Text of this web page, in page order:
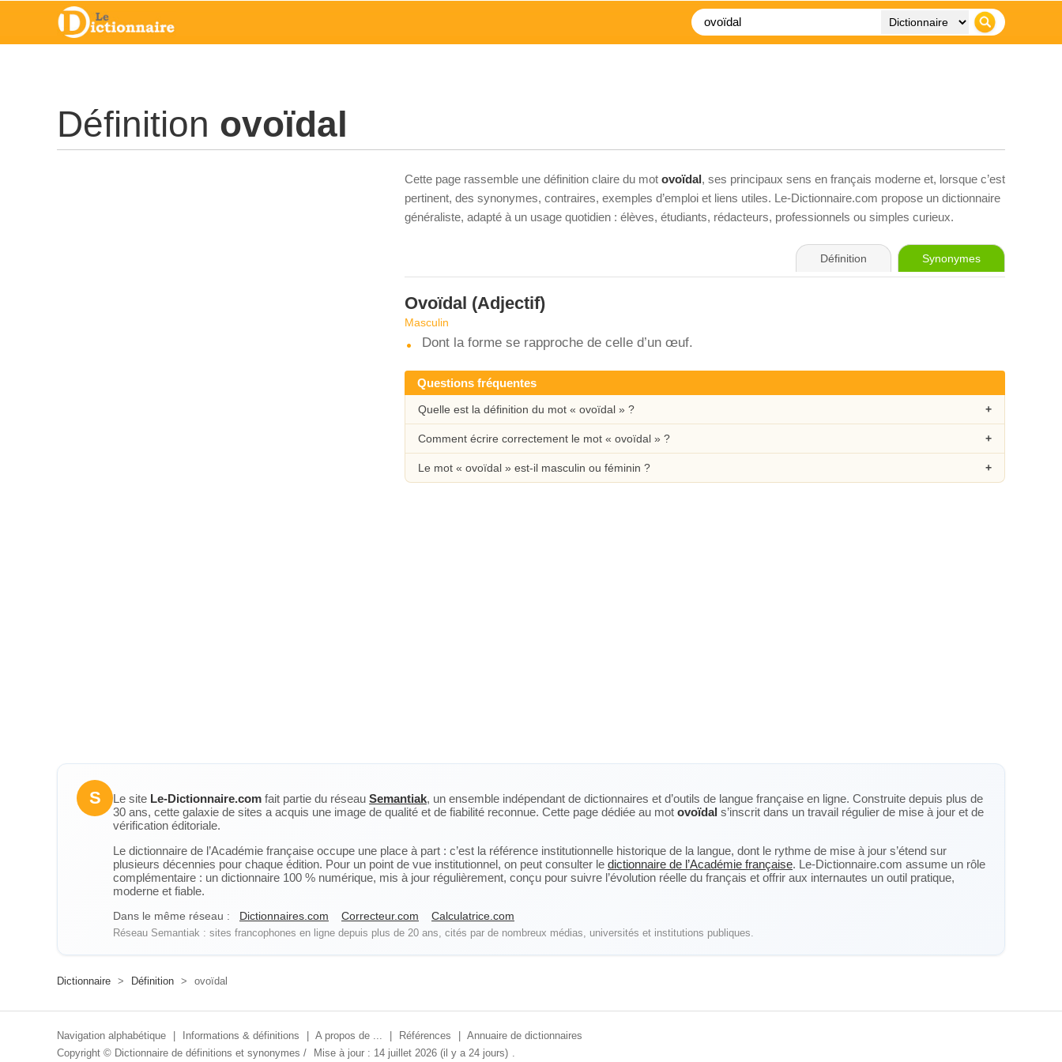
Définition ovoïdal
Cette page rassemble une définition claire du mot ovoïdal, ses principaux sens en français moderne et, lorsque c’est
pertinent, des synonymes, contraires, exemples d’emploi et liens utiles. Le-Dictionnaire.com propose un dictionnaire
généraliste, adapté à un usage quotidien : élèves, étudiants, rédacteurs, professionnels ou simples curieux.
Définition Synonymes
Ovoïdal (Adjectif)
Masculin
Dont la forme se rapproche de celle d’un œuf.
Questions fréquentes
Quelle est la définition du mot « ovoïdal » ?
Comment écrire correctement le mot « ovoïdal » ?
Le mot « ovoïdal » est-il masculin ou féminin ?
S Le site Le-Dictionnaire.com fait partie du réseau Semantiak, un ensemble indépendant de dictionnaires et d’outils de langue française en ligne. Construite depuis plus de
30 ans, cette galaxie de sites a acquis une image de qualité et de fiabilité reconnue. Cette page dédiée au mot ovoïdal s’inscrit dans un travail régulier de mise à jour et de
vérification éditoriale.
Le dictionnaire de l’Académie française occupe une place à part : c’est la référence institutionnelle historique de la langue, dont le rythme de mise à jour s’étend sur
plusieurs décennies pour chaque édition. Pour un point de vue institutionnel, on peut consulter le dictionnaire de l’Académie française. Le-Dictionnaire.com assume un rôle
complémentaire : un dictionnaire 100 % numérique, mis à jour régulièrement, conçu pour suivre l’évolution réelle du français et offrir aux internautes un outil pratique,
moderne et fiable.
Dans le même réseau : Dictionnaires.com Correcteur.com Calculatrice.com
Réseau Semantiak : sites francophones en ligne depuis plus de 20 ans, cités par de nombreux médias, universités et institutions publiques.
Dictionnaire > Définition > ovoïdal
Navigation alphabétique Informations & définitions A propos de ... Références
Annuaire de dictionnaires
Copyright © Dictionnaire de définitions et synonymes / Mise à jour : 14 juillet 2026 (il y a 24 jours) .